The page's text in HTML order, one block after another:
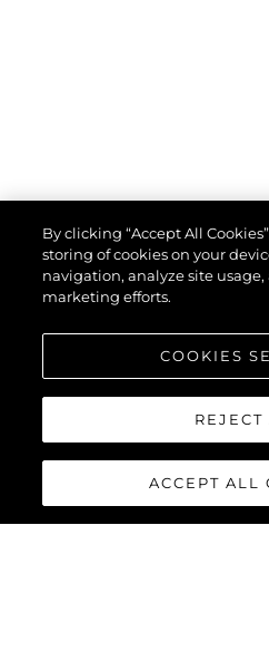
By clicking “Accept All
storing of cookies on your
navigation, analyze site usage,
marketing efforts.
COOKIES
REJECT
ACCEPT ALL